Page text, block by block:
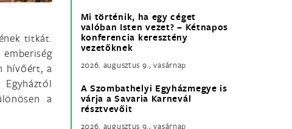
titkát.
hívőért, a
a
Mi történik, ha egy céget
valóban Isten vezet? – Kétnapos
konferencia keresztény
vezetőknek
2026. augusztus 9., vasárnap
A Szombathelyi Egyházmegye is
várja a Savaria Karnevál
résztvevőit
2026. augusztus 9., vasárnap